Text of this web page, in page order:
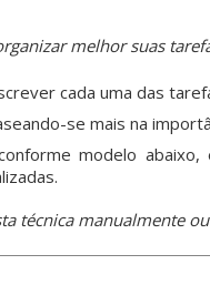
melhor suas
cada uma das
se mais na
modelo
técnica manualmente